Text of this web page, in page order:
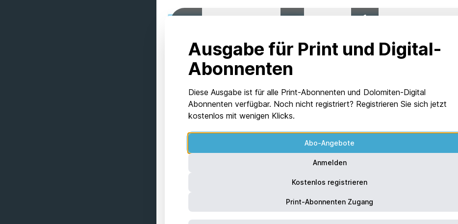
Ausgabe für Print und Digital-
Abonnenten
Diese Ausgabe ist für alle Print-Abonnenten und Dolomiten-Digital
Abonnenten verfügbar. Noch nicht registriert? Registrieren Sie sich jetzt
kostenlos mit wenigen Klicks.
Abo-Angebote
Anmelden
Kostenlos registrieren
Print-Abonnenten Zugang